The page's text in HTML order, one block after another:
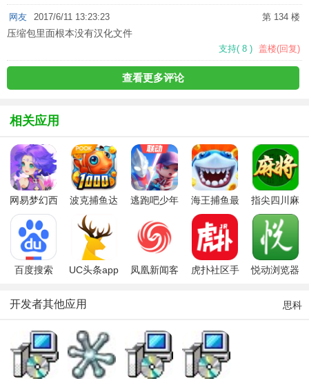
第 134 楼
网友 2017/6/11 13:23:23
压缩包里面根本没有汉化文件
支持( 8 ) 盖楼(回复)
查看更多评论
相关应用
网易梦幻西
游手游
波克捕鱼达
人千炮版
2022微信版
本
逃跑吧少年
版
海王捕鱼最
新版官方正
版
指尖四川麻
将app最新
版
百度搜索 UC头条app
凤凰新闻客
虎扑社区手
悦动浏览器
开发者其他应用 思科